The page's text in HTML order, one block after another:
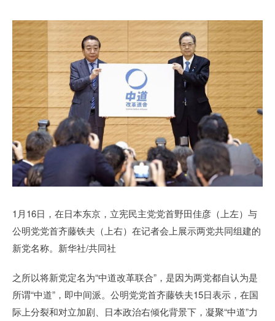
1月16日，在日本东京，立宪民主党党首野田佳彦（上左）与
公明党党首齐藤铁夫（上右）在记者会上展示两党共同组建的
新党名称。新华社/共同社
之所以将新党定名为“中道改革联合”，是因为两党都自认为是
所谓“中道”，即中间派。公明党党首齐藤铁夫15日表示，在国
际上分裂和对立加剧、日本政治右倾化背景下，凝聚“中道”力